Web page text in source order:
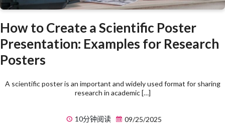
How to Create a Scientific Poster
Presentation: Examples for Research
Posters
A scientific poster is an important and widely used format for sharing
research in academic […]
10分钟阅读 09/25/2025